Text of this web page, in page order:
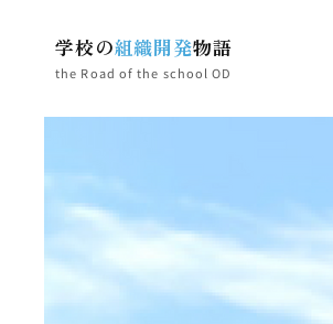
学校の組織開発物語
the Road of the school OD